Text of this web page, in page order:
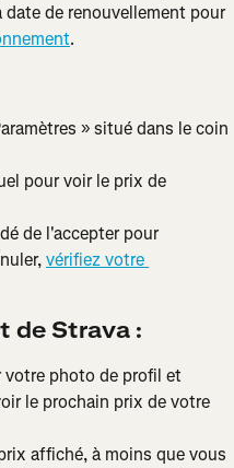
de renouvellement pour
.
» situé dans le coin
pour voir le prix de
de l'accepter pour
vérifiez votre
de Strava :
votre photo de profil et
le prochain prix de votre
affiché, à moins que vous